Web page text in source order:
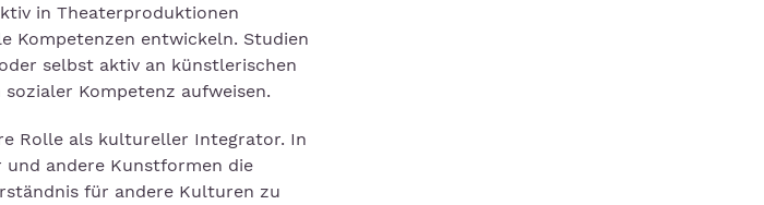
in Theaterproduktionen
Kompetenzen entwickeln. Studien
selbst aktiv an künstlerischen
Kompetenz aufweisen.
Rolle als kultureller Integrator. In
und andere Kunstformen die
für andere Kulturen zu